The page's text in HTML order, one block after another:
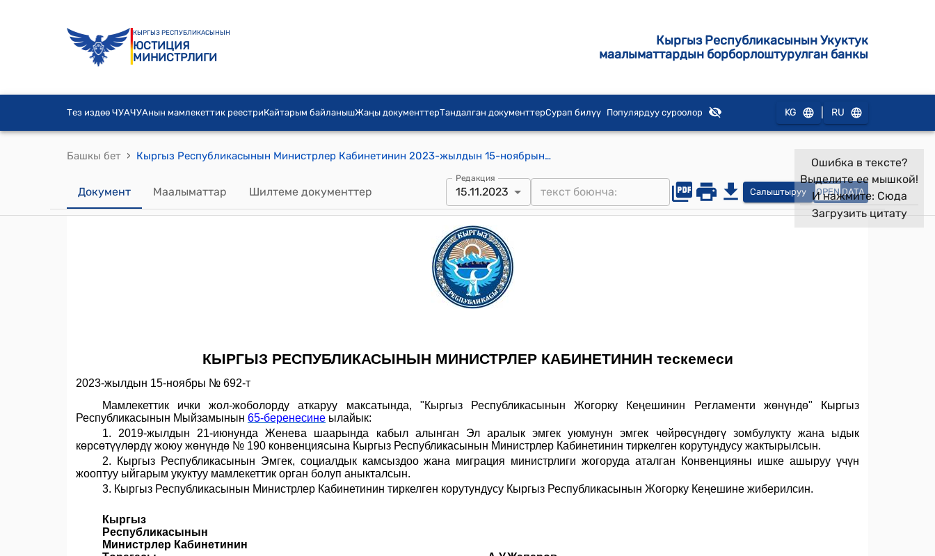
КЫРГЫЗ РЕСПУБЛИКАСЫНЫН
ЮСТИЦИЯ
МИНИСТРЛИГИ
Кыргыз Республикасынын Укуктук
маалыматтардын борборлоштурулган банкы
Тез издөө ЧУАЧУАнын мамлекеттик реестриКайтарым байланышЖаңы документтерТандалган документтерСурап билүү Популярдуу суроолор KG RU
Башкы бет › Кыргыз Республикасынын Министрлер Кабинетинин 2023-жылдын 15-ноябрындагы № 692-т (2019-жылдын 21-июнунда Женева шаарында кабыл алынган Эл аралык эмгек уюмунун эмгек чөйрөсүндөгү зомбулукту жана ыдык көрсөтүүлөрдү жоюу жөнүндө № 190 конвенциясына Кыргыз Республикасынын Министрлер Кабинетинин тиркелген корутундусун жактыруу тууралуу) тескемеси
Документ Маалыматтар Шилтеме документтер
Редакция
15.11.2023 Салыштыруу OPEN DATA
Ошибка в тексте?
Выделите ее мышкой!
И нажмите: Сюда
Загрузить цитату